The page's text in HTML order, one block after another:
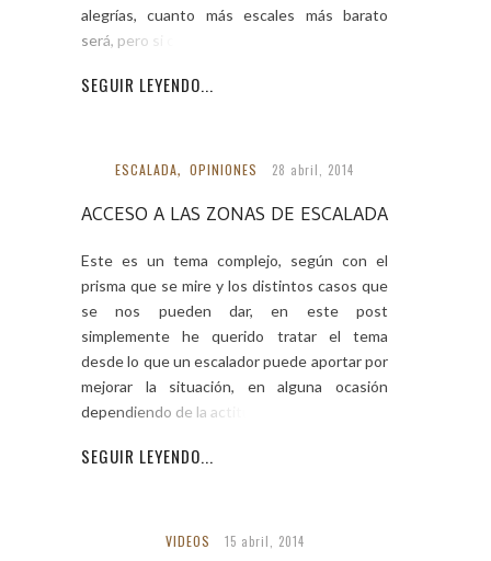
alegrías, cuanto más escales más barato
será, pero si compras
SEGUIR LEYENDO...
ESCALADA, OPINIONES 28 abril, 2014
ACCESO A LAS ZONAS DE ESCALADA
Este es un tema complejo, según con el
prisma que se mire y los distintos casos que
se nos pueden dar, en este post
simplemente he querido tratar el tema
desde lo que un escalador puede aportar por
mejorar la situación, en alguna ocasión
dependiendo de la actitud de la
SEGUIR LEYENDO...
VIDEOS 15 abril, 2014